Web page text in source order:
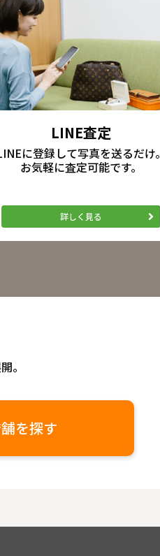
LINE査定
に登録して写真を送るだけ。
お気軽に査定可能です。
詳しく見る
。
を探す